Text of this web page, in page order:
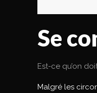
Se
Est-ce qu’on
Malgré les